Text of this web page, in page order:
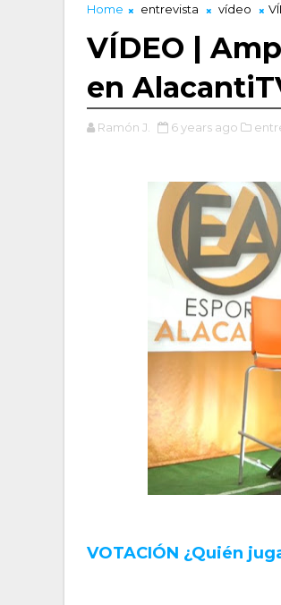
Home entrevista vídeo
VÍDEO |
en
Ramón J. 6 years ago
VOTACIÓN ¿Quién